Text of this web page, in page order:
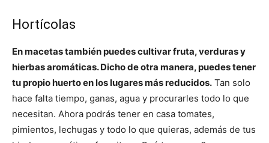
Hortícolas
En macetas también puedes cultivar fruta, verduras y
hierbas aromáticas. Dicho de otra manera, puedes tener
tu propio huerto en los lugares más reducidos. Tan solo
hace falta tiempo, ganas, agua y procurarles todo lo que
necesitan. Ahora podrás tener en casa tomates,
pimientos, lechugas y todo lo que quieras, además de tus